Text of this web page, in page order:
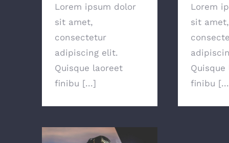
Lorem ipsum dolor
sit amet,
consectetur
adipiscing elit.
Quisque laoreet
finibu [...]
Lorem
sit amet,
finibu